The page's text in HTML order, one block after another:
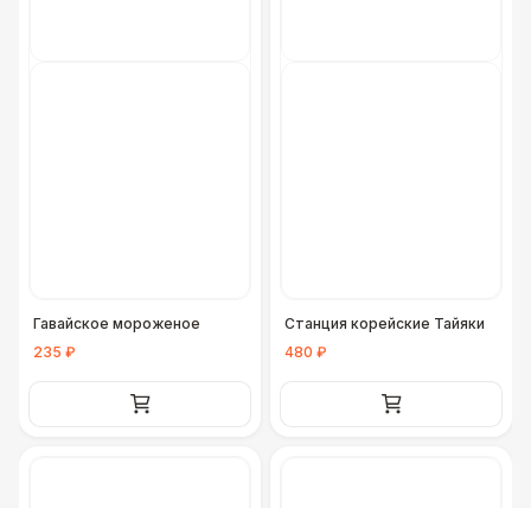
Гавайское мороженое
235 ₽
Станция корейские Тайяки
480 ₽